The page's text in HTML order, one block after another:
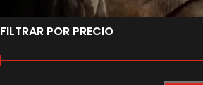
FILTRAR POR PRECIO